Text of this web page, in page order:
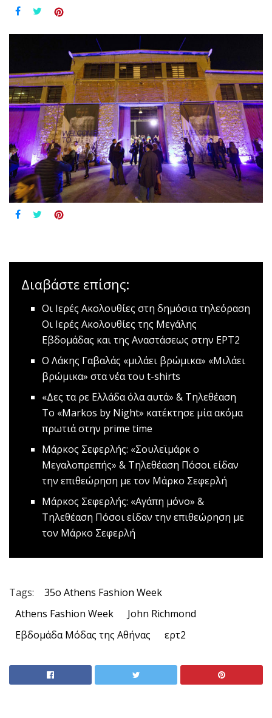
Διαβάστε επίσης:
Οι Ιερές Ακολουθίες στη δημόσια τηλεόραση
Οι Ιερές Ακολουθίες της Μεγάλης
Εβδομάδας και της Αναστάσεως στην ΕΡΤ2
Ο Λάκης Γαβαλάς «μιλάει βρώμικα» «Mιλάει
βρώμικα» στα νέα του t-shirts
«Δες τα ρε Ελλάδα όλα αυτά» & Τηλεθέαση
Το «Markos by Night» κατέκτησε μία ακόμα
πρωτιά στην prime time
Mάρκος Σεφερλής: «Σουλεϊμάρκ ο
Μεγαλοπρεπής» & Τηλεθέαση Πόσοι είδαν
την επιθεώρηση με τον Μάρκο Σεφερλή
Mάρκος Σεφερλής: «Αγάπη μόνο» &
Τηλεθέαση Πόσοι είδαν την επιθεώρηση με
τον Μάρκο Σεφερλή
Tags:
35o Athens Fashion Week
Athens Fashion Week
John Richmond
Εβδομάδα Μόδας της Αθήνας
ερτ2